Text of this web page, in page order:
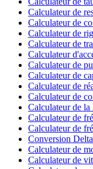
Calculateur de
Calculateur de
Calculateur de
Calculateur de
Calculateur
Calculateur de
Calculateur de
Calculateur de
Calculateur de
Calculateur de
Calculateur de
Calculateur de
Conversion
Calculateur de
Calculateur de